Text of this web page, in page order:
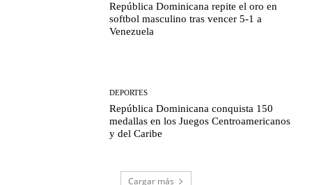
República Dominicana repite el oro en
softbol masculino tras vencer 5-1 a
Venezuela
DEPORTES
República Dominicana conquista 150
medallas en los Juegos Centroamericanos
y del Caribe
Cargar más